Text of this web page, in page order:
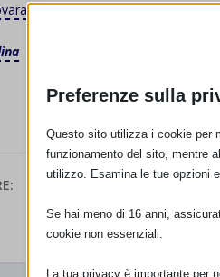
VALUTARE:
Preferenze sulla
Questo sito utilizza i cookie per
funzionamento del sito, mentre
utilizzo. Esamina le tue opzioni
Se hai meno di 16 anni,
cookie non essenziali.
La tua privacy è importante per